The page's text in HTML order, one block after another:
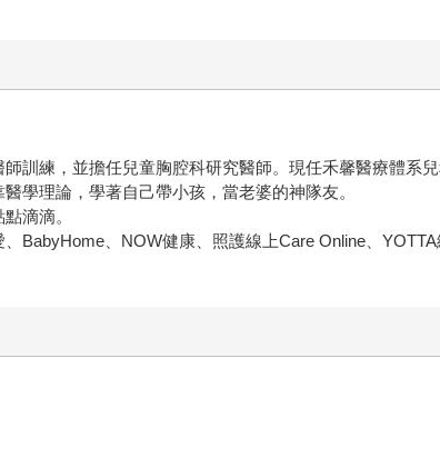
訓練，並擔任兒童胸腔科研究醫師。現任禾馨醫療體系
學理論，學著自己帶小孩，當老婆的神隊友。
滴滴。
BabyHome、NOW健康、照護線上Care Online、